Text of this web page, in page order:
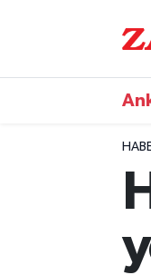
Trafik Durumu
Süper Lig